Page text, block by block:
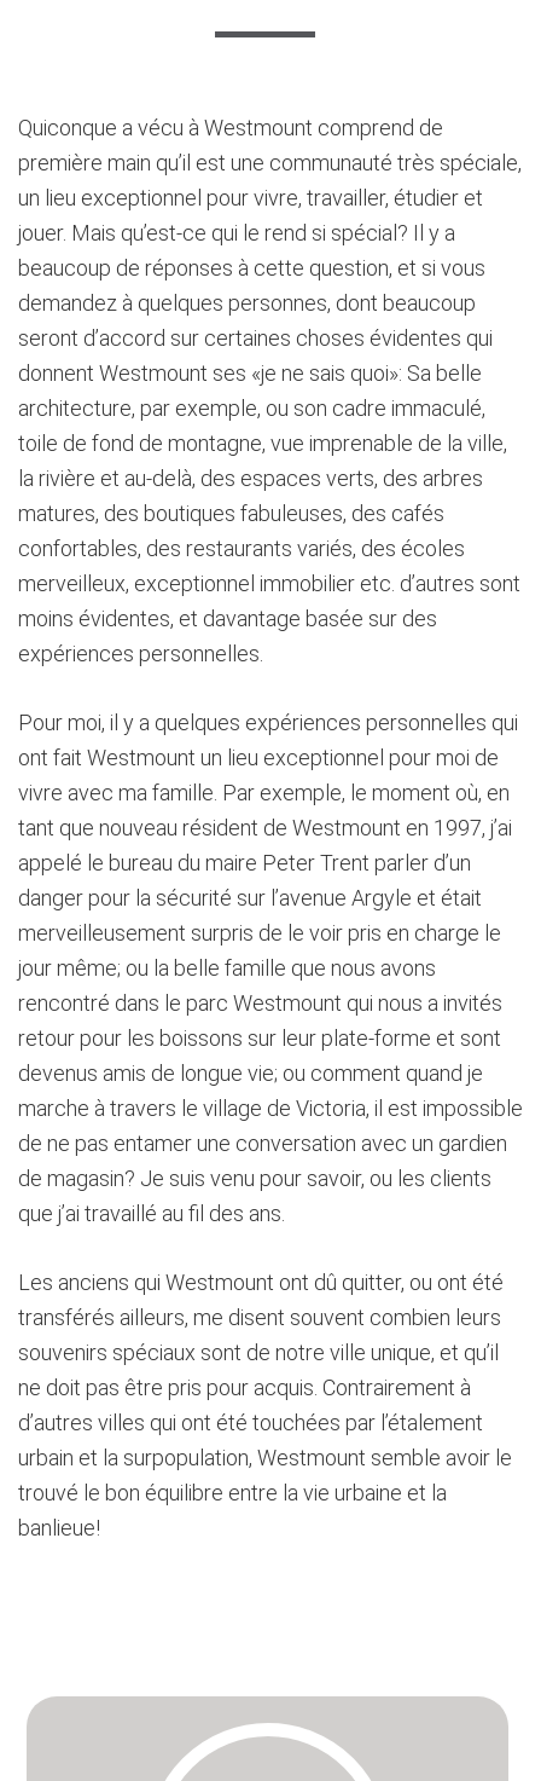
Quiconque a vécu à Westmount comprend de
première main qu’il est une communauté très spéciale,
un lieu exceptionnel pour vivre, travailler, étudier et
jouer. Mais qu’est-ce qui le rend si spécial? Il y a
beaucoup de réponses à cette question, et si vous
demandez à quelques personnes, dont beaucoup
seront d’accord sur certaines choses évidentes qui
donnent Westmount ses «je ne sais quoi»: Sa belle
architecture, par exemple, ou son cadre immaculé,
toile de fond de montagne, vue imprenable de la ville,
la rivière et au-delà, des espaces verts, des arbres
matures, des boutiques fabuleuses, des cafés
confortables, des restaurants variés, des écoles
merveilleux, exceptionnel immobilier etc. d’autres sont
moins évidentes, et davantage basée sur des
expériences personnelles.
Pour moi, il y a quelques expériences personnelles qui
ont fait Westmount un lieu exceptionnel pour moi de
vivre avec ma famille. Par exemple, le moment où, en
tant que nouveau résident de Westmount en 1997, j’ai
appelé le bureau du maire Peter Trent parler d’un
danger pour la sécurité sur l’avenue Argyle et était
merveilleusement surpris de le voir pris en charge le
jour même; ou la belle famille que nous avons
rencontré dans le parc Westmount qui nous a invités
retour pour les boissons sur leur plate-forme et sont
devenus amis de longue vie; ou comment quand je
marche à travers le village de Victoria, il est impossible
de ne pas entamer une conversation avec un gardien
de magasin? Je suis venu pour savoir, ou les clients
que j’ai travaillé au fil des ans.
Les anciens qui Westmount ont dû quitter, ou ont été
transférés ailleurs, me disent souvent combien leurs
souvenirs spéciaux sont de notre ville unique, et qu’il
ne doit pas être pris pour acquis. Contrairement à
d’autres villes qui ont été touchées par l’étalement
urbain et la surpopulation, Westmount semble avoir le
trouvé le bon équilibre entre la vie urbaine et la
banlieue!
Primary